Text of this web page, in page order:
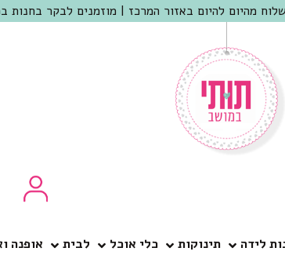
לידה תינוקות כלי אוכל לבית אופנה